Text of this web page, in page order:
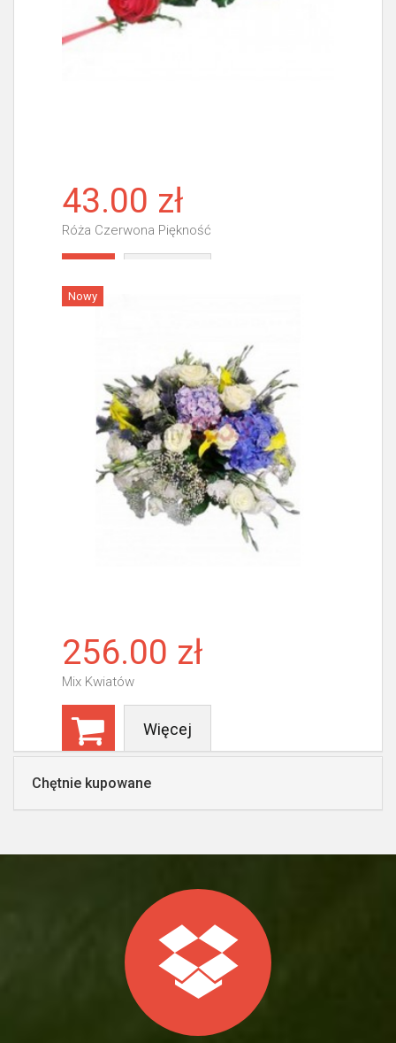
43.00 zł
Róża Czerwona Piękność
Nowy
256.00 zł
Mix Kwiatów
Więcej
Chętnie kupowane